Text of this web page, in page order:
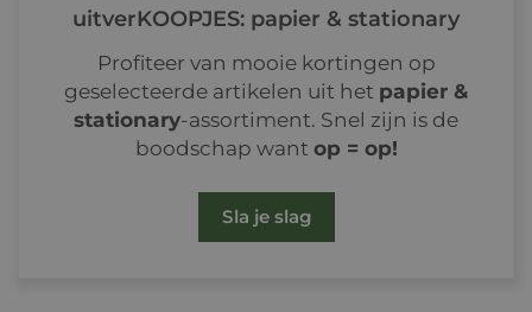
uitverKOOPJES: papier & stationary
Profiteer van mooie kortingen op
geselecteerde artikelen uit het papier &
stationary-assortiment. Snel zijn is de
boodschap want op = op!
Sla je slag